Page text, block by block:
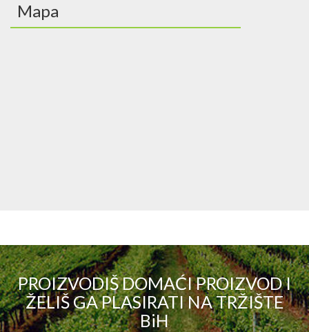
Mapa
PROIZVODIŠ DOMAĆI PROIZVOD I
ŽELIŠ GA PLASIRATI NA TRŽIŠTE
BiH